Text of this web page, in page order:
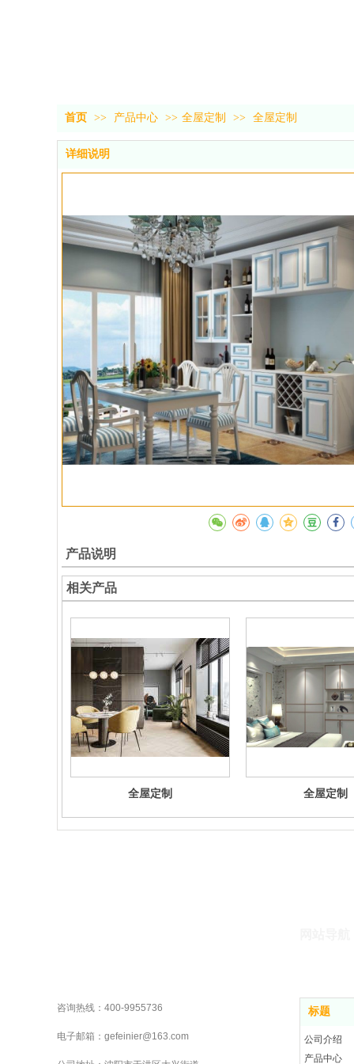
首页 >> 产品中心 >> 全屋定制 >> 全屋定制
详细说明
产品说明
相关产品
全屋定制 全屋定制
标题
公司介绍
产品中心
咨询热线：400-9955736
电子邮箱：gefeinier@163.com